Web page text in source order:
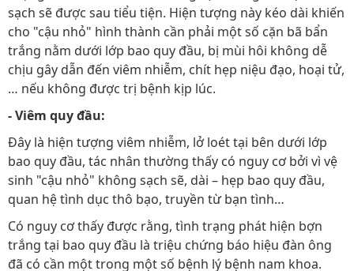
sạch sẽ được sau tiểu tiện. Hiện tượng này kéo dài khiến
cho "cậu nhỏ" hình thành cần phải một số cặn bã bẩn
trắng nằm dưới lớp bao quy đầu, bị mùi hôi không dễ
chịu gây dẫn đến viêm nhiễm, chít hẹp niệu đạo, hoại tử,
… nếu không được trị bệnh kịp lúc.
- Viêm quy đầu:
Đây là hiện tượng viêm nhiễm, lở loét tại bên dưới lớp
bao quy đầu, tác nhân thường thấy có nguy cơ bởi vì vệ
sinh "cậu nhỏ" không sạch sẽ, dài – hẹp bao quy đầu,
quan hệ tình dục thô bạo, truyền từ bạn tình…
Có nguy cơ thấy được rằng, tình trạng phát hiện bợn
trắng tại bao quy đầu là triệu chứng báo hiệu đàn ông
đã có cần một trong một số bệnh lý bệnh nam khoa.